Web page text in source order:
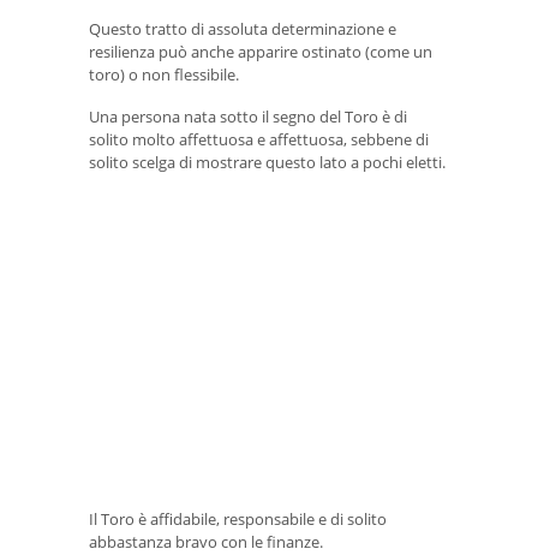
Questo tratto di assoluta determinazione e
resilienza può anche apparire ostinato (come un
toro) o non flessibile.
Una persona nata sotto il segno del Toro è di
solito molto affettuosa e affettuosa, sebbene di
solito scelga di mostrare questo lato a pochi eletti.
Il Toro è affidabile, responsabile e di solito
abbastanza bravo con le finanze.